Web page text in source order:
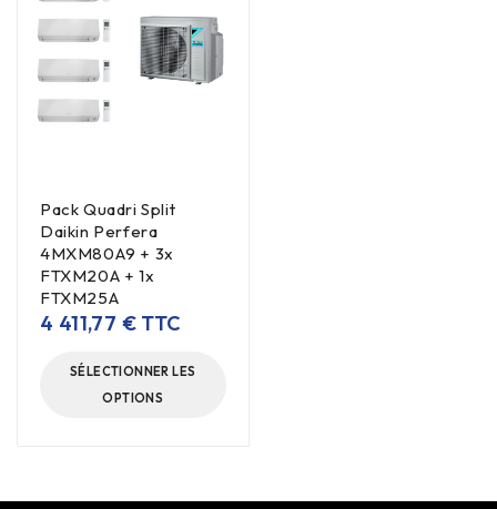
Pack Quadri Split
Daikin Perfera
4MXM80A9 + 3x
FTXM20A + 1x
FTXM25A
4 411,77 € TTC
SÉLECTIONNER LES
OPTIONS